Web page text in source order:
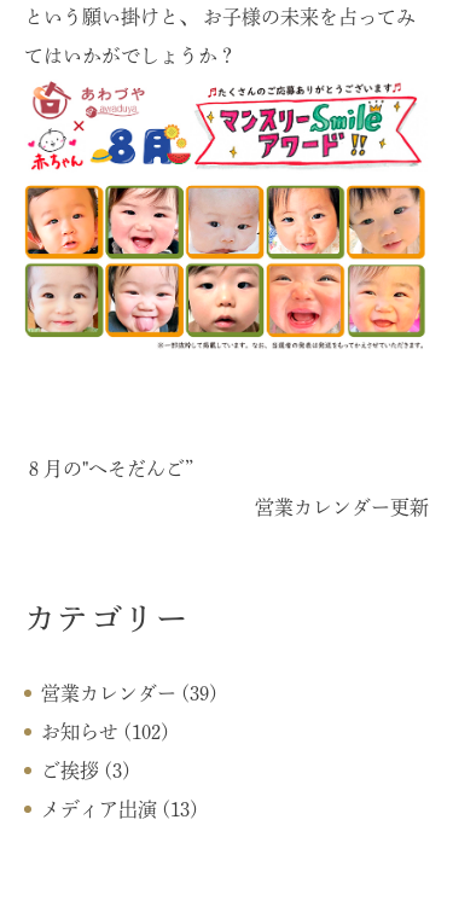
という願い掛けと、 お子様の未来を占ってみ
てはいかがでしょうか？
８月の"へそだんご”
営業カレンダー更新
カテゴリー
営業カレンダー (39)
お知らせ (102)
ご挨拶 (3)
メディア出演 (13)